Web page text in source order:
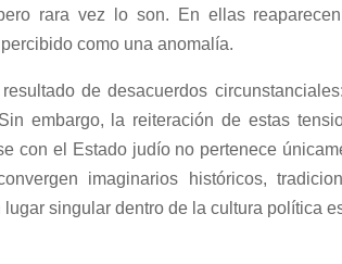
rara vez lo son. En ellas
como una anomalía.
de desacuerdos
embargo, la reiteración de estas
con el Estado judío no pertenece
imaginarios históricos,
singular dentro de la cultura política